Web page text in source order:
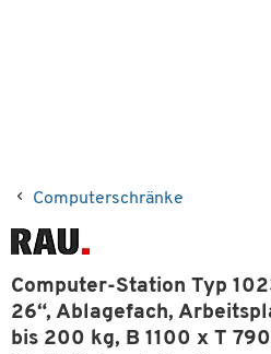
Computerschränke
Computer-Station Typ
26“, Ablagefach,
bis 200 kg, B 1100 x T